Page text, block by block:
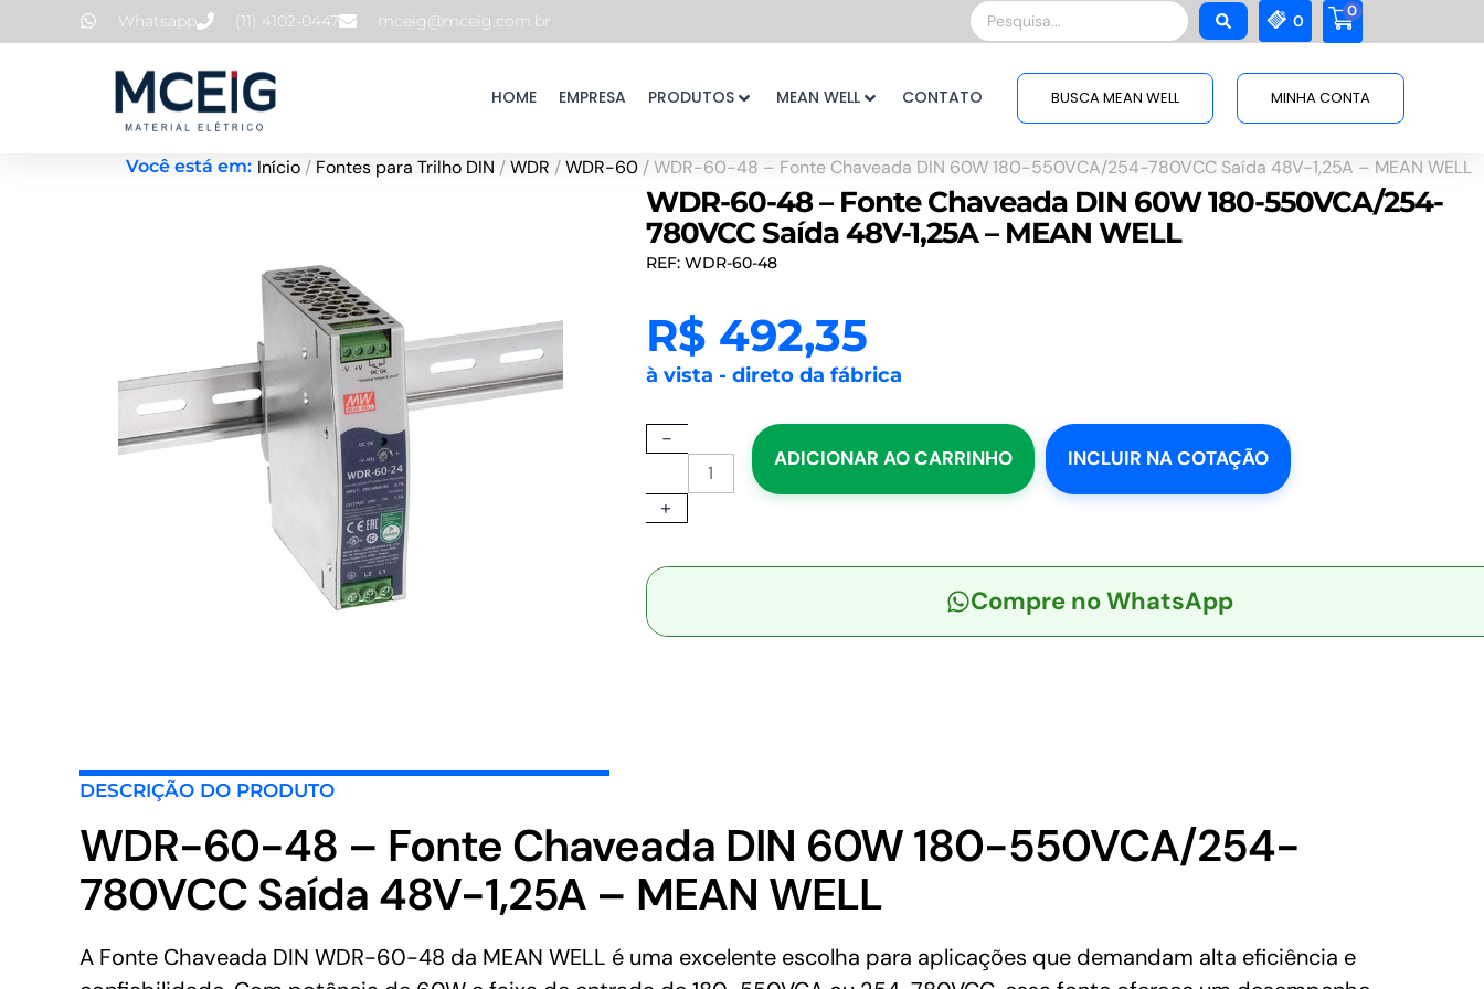
para
Whatsapp (11) 4102-0447 mceig@mceig.com.br
Pesquisar
...
0
0
HOME EMPRESA PRODUTOS MEAN WELL CONTATO BUSCA MEAN WELL MINHA CONTA
Você está em: Início / Fontes para Trilho DIN /WDR /WDR-60 / WDR-60-48 – Fonte Chaveada DIN 60W 180-550VCA/254-780VCC Saída 48V-1,25A – MEAN WELL
WDR-60-48 – Fonte Chaveada DIN 60W 180-550VCA/254-
780VCC Saída 48V-1,25A – MEAN WELL
REF: WDR-60-48
R$ 492,35
à vista - direto da fábrica
-
WDR-
48
-
Chaveada
60W
MEAN
WELL
quantidade
+
ADICIONAR AO CARRINHO INCLUIR NA COTAÇÃO
Compre no WhatsApp
DESCRIÇÃO DO PRODUTO
WDR-60-48 – Fonte Chaveada DIN 60W 180-550VCA/254-
780VCC Saída 48V-1,25A – MEAN WELL
A Fonte Chaveada DIN WDR-60-48 da MEAN WELL é uma excelente escolha para aplicações que demandam alta eficiência e